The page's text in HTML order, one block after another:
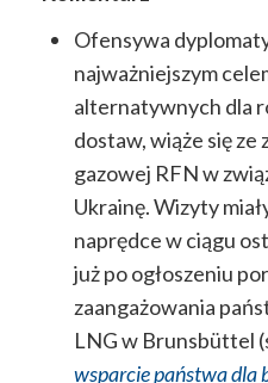
Ofensywa
najważniejszym
alternatywnych dla
dostaw, wiąże się
gazowej RFN w
Ukrainę. Wizyty
naprędce w ciągu
już po ogłoszeniu
zaangażowania
LNG w Brunsbüttel
wsparcie państwa dla